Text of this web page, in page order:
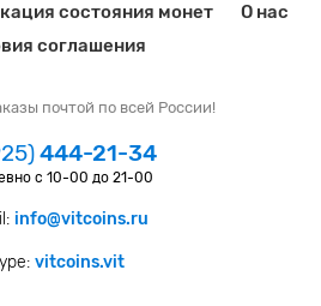
состояния монет
О нас
соглашения
почтой по всей России!
444-21-34
с 10-00 до 21-00
info@vitcoins.ru
vitcoins.vit